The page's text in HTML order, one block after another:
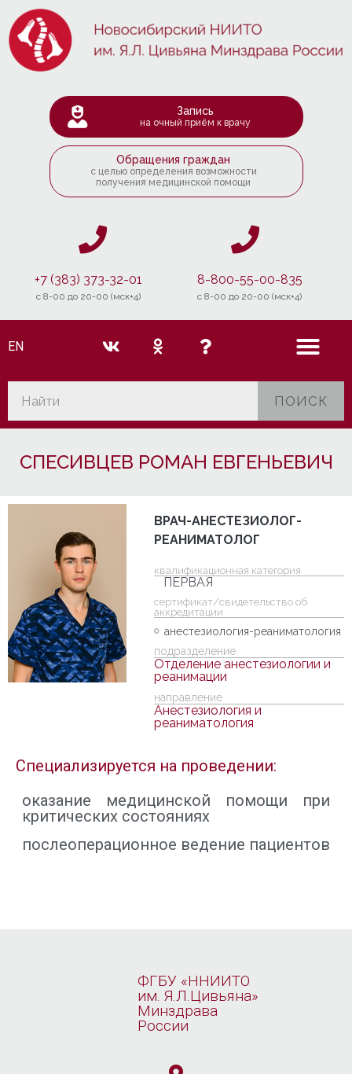
Запись
на очный приём к врачу
Обращения граждан
с целью определения возможности
получения медицинской помощи
+7 (383) 373-32-01
c 8-00 до 20-00 (мск+4)
8-800-55-00-835
c 8-00 до 20-00 (мск+4)
EN
ПОИСК
СПЕСИВЦЕВ РОМАН ЕВГЕНЬЕВИЧ
ВРАЧ-АНЕСТЕЗИОЛОГ-
РЕАНИМАТОЛОГ
квалификационная категория
ПЕРВАЯ
cертификат/свидетельство об
аккредитации
анестезиология-реаниматология
подразделение
Отделение анестезиологии и
реанимации
направление
Анестезиология и
реаниматология
Специализируется на проведении:
оказание медицинской помощи при
критических состояниях
послеоперационное ведение пациентов
ФГБУ «ННИИТО
им. Я.Л.Цивьяна»
Минздрава
России